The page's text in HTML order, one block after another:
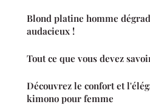
Blond platine homme
audacieux !
Tout ce que vous devez
Découvrez le confort et
kimono pour femme